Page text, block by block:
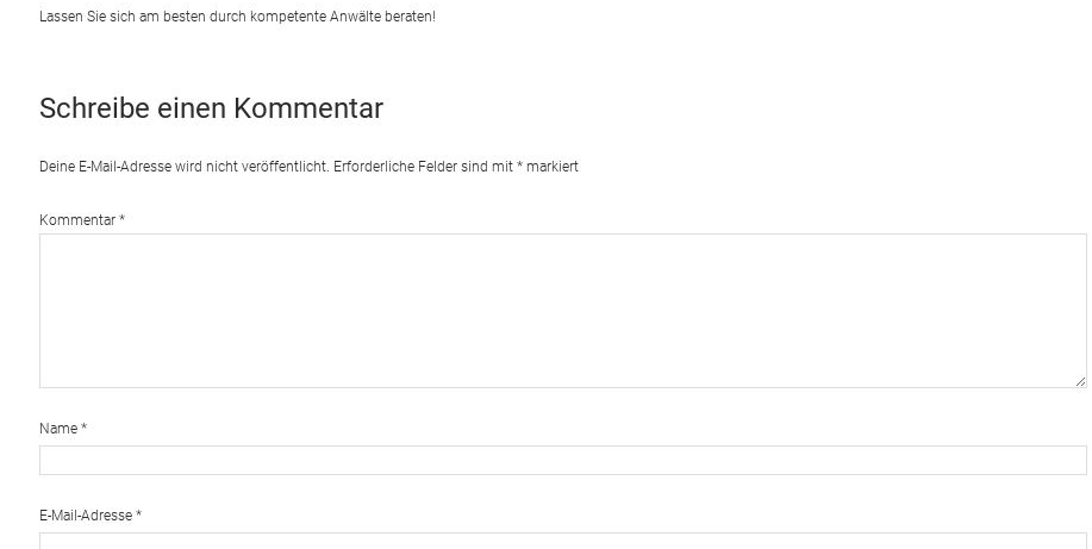
Lassen Sie sich am besten durch kompetente Anwälte beraten!
Schreibe einen Kommentar
Deine E-Mail-Adresse wird nicht veröffentlicht. Erforderliche Felder sind mit *markiert
Kommentar *
Name *
E-Mail-Adresse *